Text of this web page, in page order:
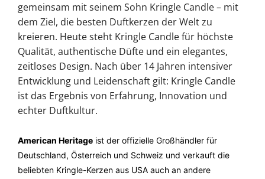
gemeinsam mit seinem Sohn Kringle Candle – mit
dem Ziel, die besten Duftkerzen der Welt zu
kreieren. Heute steht Kringle Candle für höchste
Qualität, authentische Düfte und ein elegantes,
zeitloses Design. Nach über 14 Jahren intensiver
Entwicklung und Leidenschaft gilt: Kringle Candle
ist das Ergebnis von Erfahrung, Innovation und
echter Duftkultur.
American Heritage ist der offizielle Großhändler für
Deutschland, Österreich und Schweiz und verkauft die
beliebten Kringle-Kerzen aus USA auch an andere